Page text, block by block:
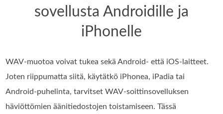
sovellusta Androidille ja
iPhonelle
WAV-muotoa voivat tukea sekä Android- että iOS-laitteet.
Joten riippumatta siitä, käytätkö iPhonea, iPadia tai
Android-puhelinta, tarvitset WAV-soittinsovelluksen
häviöttömien äänitiedostojen toistamiseen. Tässä